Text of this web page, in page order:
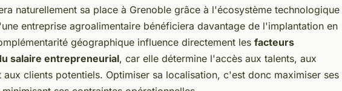
naturellement sa place à Grenoble grâce à l'écosystème technologique
entreprise agroalimentaire bénéficiera davantage de l'implantation en
géographique influence directement les facteurs
salaire entrepreneurial, car elle détermine l'accès aux talents, aux
aux clients potentiels. Optimiser sa localisation, c'est donc maximiser ses